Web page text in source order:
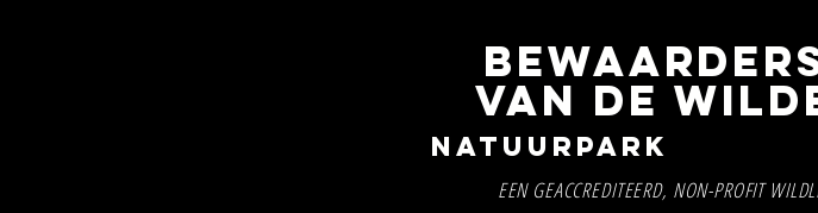
VAN DE
Natuurpark
EEN GEACCREDITEERD, NON-PROFIT